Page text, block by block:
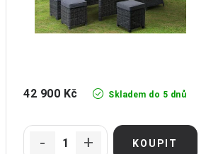
Skladem do 5 dnů
42 900 Kč